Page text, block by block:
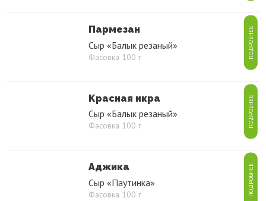
Пармезан
Сыр «Балык резаный»
Фасовка 100 г ПОДРОБНЕЕ
Красная икра
Сыр «Балык резаный»
Фасовка 100 г ПОДРОБНЕЕ
Аджика
Сыр «Паутинка»
Фасовка 100 г ПОДРОБНЕЕ